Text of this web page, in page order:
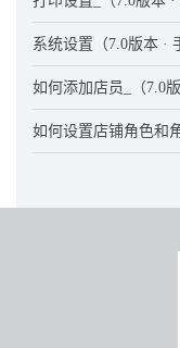
系统设置（7.0版本 ·
如何添加店员_（7.0
如何设置店铺角色和